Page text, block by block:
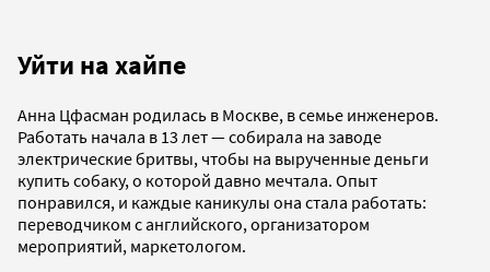
Уйти на хайпе
Анна Цфасман родилась в Москве, в семье инженеров.
Работать начала в 13 лет—собирала на заводе
электрические бритвы, чтобы на вырученные деньги
купить собаку, о которой давно мечтала. Опыт
понравился, и каждые каникулы она стала работать:
переводчиком с английского, организатором
мероприятий, маркетологом.